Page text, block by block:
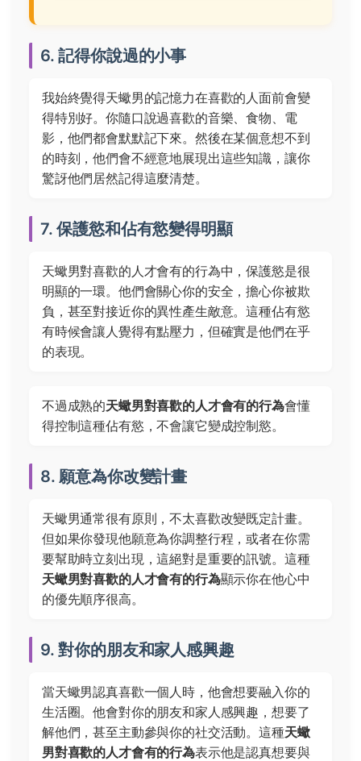
6. 記得你說過的小事
我始終覺得天蠍男的記憶力在喜歡的人面前會變
得特別好。你隨口說過喜歡的音樂、食物、電
影，他們都會默默記下來。然後在某個意想不到
的時刻，他們會不經意地展現出這些知識，讓你
驚訝他們居然記得這麼清楚。
7. 保護慾和佔有慾變得明顯
天蠍男對喜歡的人才會有的行為中，保護慾是很
明顯的一環。他們會關心你的安全，擔心你被欺
負，甚至對接近你的異性產生敵意。這種佔有慾
有時候會讓人覺得有點壓力，但確實是他們在乎
的表現。
不過成熟的天蠍男對喜歡的人才會有的行為會懂
得控制這種佔有慾，不會讓它變成控制慾。
8. 願意為你改變計畫
天蠍男通常很有原則，不太喜歡改變既定計畫。
但如果你發現他願意為你調整行程，或者在你需
要幫助時立刻出現，這絕對是重要的訊號。這種
天蠍男對喜歡的人才會有的行為顯示你在他心中
的優先順序很高。
9. 對你的朋友和家人感興趣
當天蠍男認真喜歡一個人時，他會想要融入你的
生活圈。他會對你的朋友和家人感興趣，想要了
解他們，甚至主動參與你的社交活動。這種天蠍
男對喜歡的人才會有的行為表示他是認真想要與